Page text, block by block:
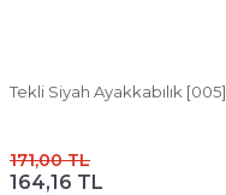
Tekli Siyah Ayakkabılık [005]
171,00 TL
164,16 TL